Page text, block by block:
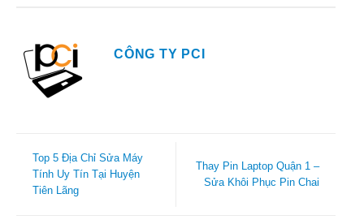
CÔNG TY PCI
Top 5 Địa Chỉ Sửa Máy
Tính Uy Tín Tại Huyện
Tiên Lãng
Thay Pin Laptop Quận 1 –
Sửa Khôi Phục Pin Chai